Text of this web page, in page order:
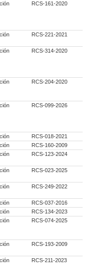
RCS-161-2020
RCS-221-2021
RCS-314-2020
RCS-204-2020
RCS-099-2026
RCS-018-2021
RCS-160-2009
RCS-123-2024
RCS-023-2025
RCS-249-2022
RCS-037-2016
RCS-134-2023
RCS-074-2025
RCS-193-2009
RCS-211-2023